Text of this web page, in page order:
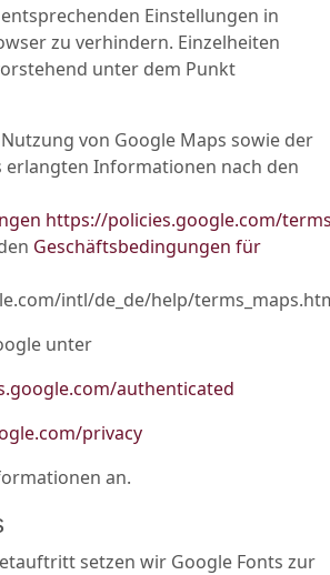
Einstellungen in
zu verhindern. Einzelheiten
unter dem Punkt
von Google Maps sowie der
erlangten Informationen nach den
https://policies.google.com/
Geschäftsbedingungen für
intl/de_de/help/
unter
authenticated
privacy
an.
setzen wir Google Fonts zur